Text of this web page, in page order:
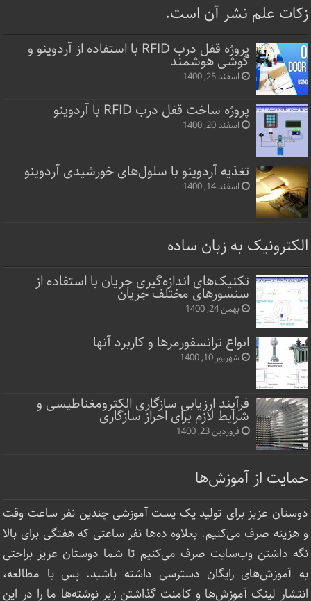
زکات علم نشر آن است.
پروژه قفل‌ درب RFID با استفاده از آردوینو و
گوشی هوشمند
اسفند 25, 1400
پروژه ساخت قفل‌ درب RFID با آردوینو
اسفند 20, 1400
تغذیه آردوینو با سلول‌های خورشیدی آردوینو
اسفند 14, 1400
الکترونیک به زبان ساده
تکنیک‌های اندازه‌گیری جریان با استفاده از
سنسورهای مختلف جریان
بهمن 24, 1400
انواع ترانسفورمرها و کاربرد آنها
شهریور 10, 1400
فرآیند ارزیابی سازگاری الکترومغناطیسی و
شرایط لازم برای احراز سازگاری
فروردین 23, 1400
حمایت از آموزش‌ها
دوستان عزیز برای تولید یک پست آموزشی چندین نفر ساعت‌ وقت
و هزینه صرف می‌کنیم. بعلاوه ده‌ها نفر ساعتی که هفتگی برای بالا
نگه داشتن وب‌سایت صرف ‌می‌کنیم تا شما دوستان عزیز براحتی
به آموزش‌های رایگان دسترسی داشته باشید. پس با مطالعه،
انتشار لینک‌ آموزش‌ها و کامنت گذاشتن زیر نوشته‌‌ها ما را در این